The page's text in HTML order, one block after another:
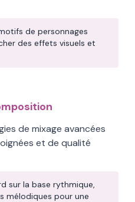
de personnages
des effets visuels et
de mixage avancées
et de qualité
sur la base rythmique,
mélodiques pour une